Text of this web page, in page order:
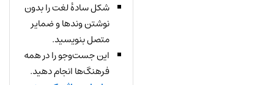
شکل سادهٔ لغت را بدون
نوشتن وندها و ضمایر
متصل بنویسید.
این جست‌وجو را در همه
فرهنگ‌ها انجام دهید.